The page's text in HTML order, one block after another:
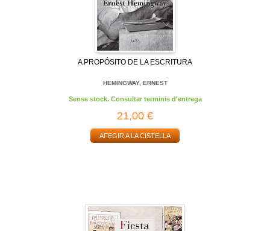
A PROPÓSITO DE LA ESCRITURA
HEMINGWAY, ERNEST
Sense stock. Consultar terminis d'entrega
21,00 €
AFEGIR A LA CISTELLA